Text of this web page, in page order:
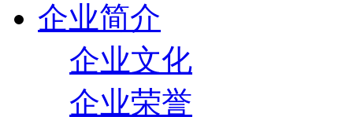
企业简介
企业文化
企业荣誉